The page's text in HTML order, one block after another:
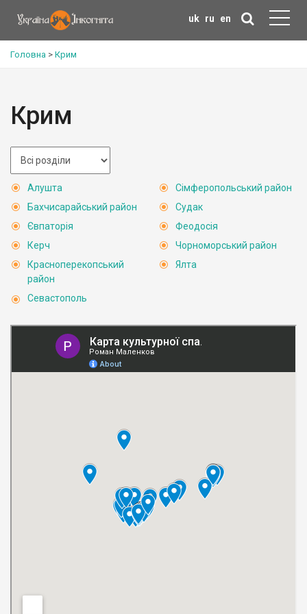
uk ru en
Головна > Крим
Крим
Алушта
Бахчисарайський район
Євпаторія
Керч
Красноперекопський
район
Севастополь
Сімферопольський район
Судак
Феодосія
Чорноморський район
Ялта